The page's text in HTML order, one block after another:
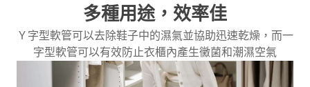
多種用途，效率佳
Ｙ字型軟管可以去除鞋子中的濕氣並協助迅速乾燥，而一
字型軟管可以有效防止衣櫃內產生黴菌和潮濕空氣